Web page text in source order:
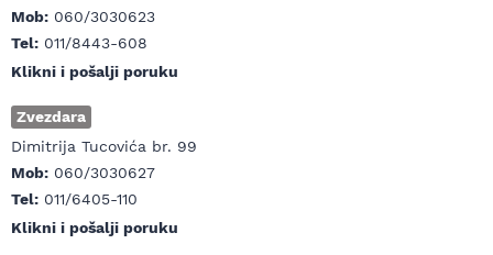
Mob: 060/3030623
Tel: 011/8443-608
Klikni i pošalji poruku
Zvezdara
Dimitrija Tucovića br. 99
Mob: 060/3030627
Tel: 011/6405-110
Klikni i pošalji poruku